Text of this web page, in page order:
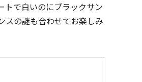
トで白いのにブラックサン
スの謎も合わせてお楽しみ